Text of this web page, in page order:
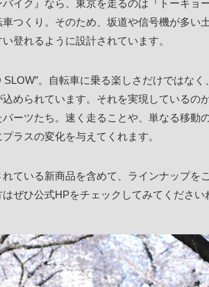
バイク』なら、東京を走るのは『トーキョ
つくり。そのため、坂道や信号機が多い
登れるように設計されています。
。自転車に乗る楽しさだけではな
められています。それを実現しているの
ーツたち。速く走ることや、単なる移動
ラスの変化を与えてくれます。
ている新商品を含めて、ラインナップを
ぜひ公式HPをチェックしてみてください